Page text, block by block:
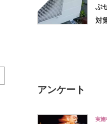
ぶ
対
アンケート
実施